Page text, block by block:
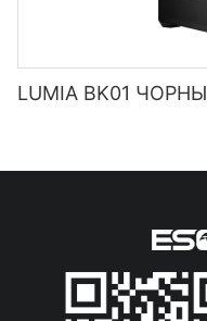
LUMIA BK01 ЧОРНЫ